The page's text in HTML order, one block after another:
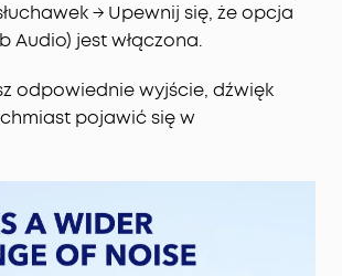
→ Upewnij się, że opcja
Audio) jest włączona.
odpowiednie wyjście, dźwięk
pojawić się w